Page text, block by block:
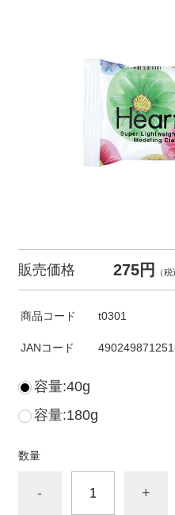
販売価格 275円 （
商品コード t0301
JANコード
容量:40g
容量:180g
数量
- +